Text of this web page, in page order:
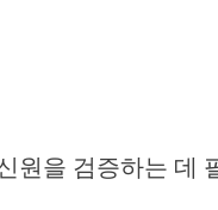
원을 검증하는 데